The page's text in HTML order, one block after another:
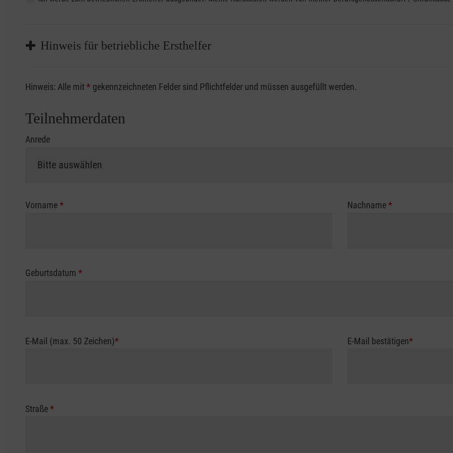
Hinweis für betriebliche Ersthelfer
Sofern Sie ein Kostenübernahmeverfahren Ihrer Berufsgenossenschaft / Unfallkasse nutzen, beachten Sie bitte,
vorliegen müssen. Andernfalls erfolgt eine Abrechnung der vollen Kursgebühr als Selbstzahler.
Hinweis: Alle mit* gekennzeichneten Felder sind Pflichtfelder und müssen ausgefüllt werden.
Teilnehmerdaten
Anrede
Vorname* Nachname*
Geburtsdatum *
E-Mail (max. 50 Zeichen)* E-Mail bestätigen*
Straße*